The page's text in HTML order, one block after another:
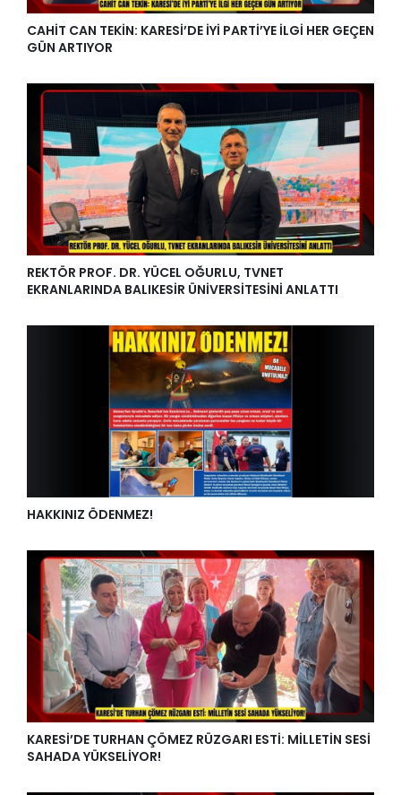
CAHİT CAN TEKİN: KARESİ’DE İYİ PARTİ’YE İLGİ HER GEÇEN
GÜN ARTIYOR
REKTÖR PROF. DR. YÜCEL OĞURLU, TVNET
EKRANLARINDA BALIKESİR ÜNİVERSİTESİNİ ANLATTI
HAKKINIZ ÖDENMEZ!
KARESİ’DE TURHAN ÇÖMEZ RÜZGARI ESTİ: MİLLETİN SESİ
SAHADA YÜKSELİYOR!